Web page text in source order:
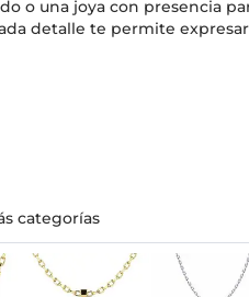
o una joya con presencia
detalle te permite
categorías